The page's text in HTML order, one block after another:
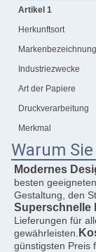
Artikel 1
Herkunftsort
Markenbezeichnung
Industriezwecke
Art der Papiere
Druckverarbeitung
Merkmal
Warum
Modernes
besten
Gestaltung, den
Superschnelle
Lieferungen für
gewährleisten.
günstigsten Preis